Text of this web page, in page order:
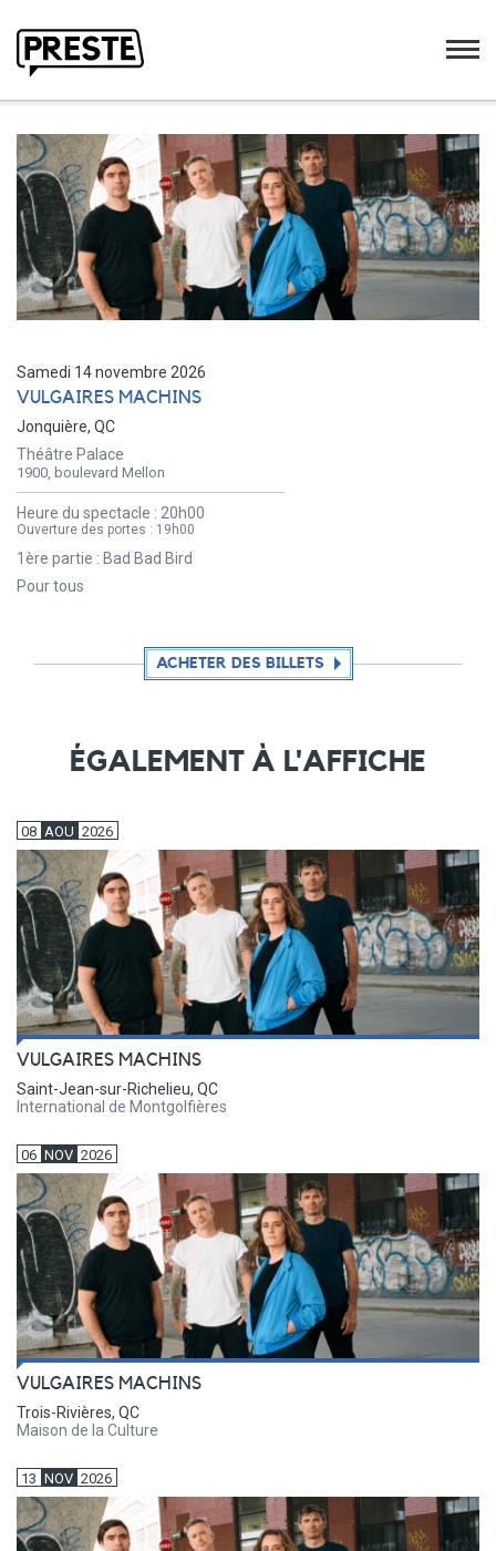
Samedi 14 novembre 2026
VULGAIRES MACHINS
Jonquière, QC
Théâtre Palace
1900, boulevard Mellon
Heure du spectacle : 20h00
Ouverture des portes : 19h00
1ère partie : Bad Bad Bird
Pour tous
ACHETER DES BILLETS
ÉGALEMENT À L'AFFICHE
08 AOU 2026
VULGAIRES MACHINS
Saint-Jean-sur-Richelieu, QC
International de Montgolfières
06 NOV 2026
VULGAIRES MACHINS
Trois-Rivières, QC
Maison de la Culture
13 NOV 2026